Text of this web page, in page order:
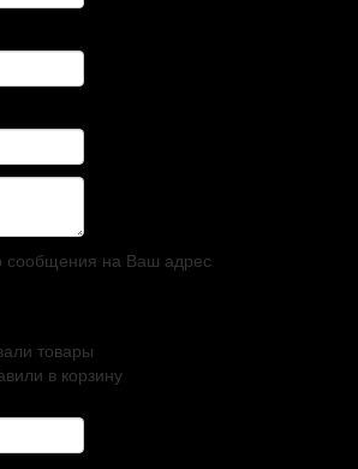
сообщения на Ваш адрес
товары
в корзину